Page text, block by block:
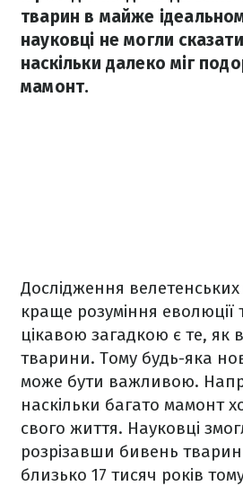
тварин в майже
науковці не могли
наскільки далеко міг
мамонт.
Дослідження
краще розуміння
цікавою загадкою є те, як
тварини. Тому будь-яка
може бути важливою.
наскільки багато мамонт
свого життя. Науковці
розрізавши бивень
близько 17 тисяч років